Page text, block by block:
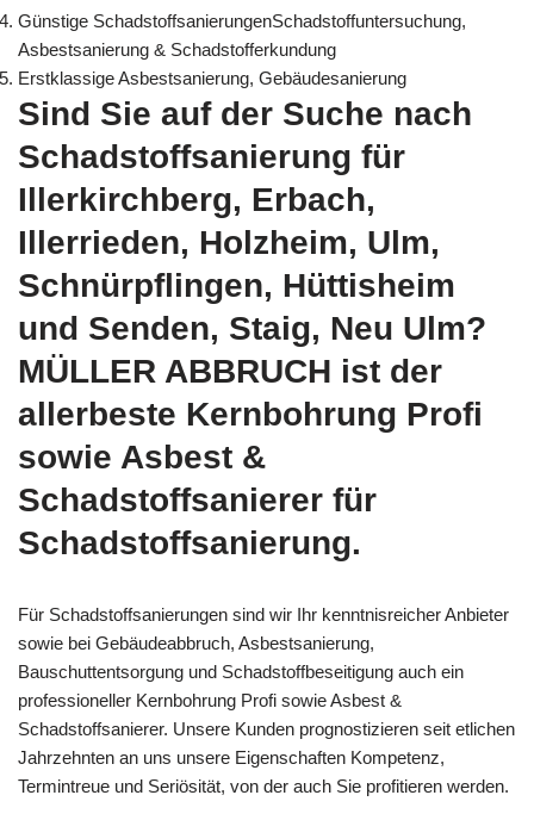
Günstige SchadstoffsanierungenSchadstoffuntersuchung,
Asbestsanierung & Schadstofferkundung
Erstklassige Asbestsanierung, Gebäudesanierung
Sind Sie auf der Suche nach
Schadstoffsanierung für
Illerkirchberg, Erbach,
Illerrieden, Holzheim, Ulm,
Schnürpflingen, Hüttisheim
und Senden, Staig, Neu Ulm?
MÜLLER ABBRUCH ist der
allerbeste Kernbohrung Profi
sowie Asbest &
Schadstoffsanierer für
Schadstoffsanierung.
Für Schadstoffsanierungen sind wir Ihr kenntnisreicher Anbieter
sowie bei Gebäudeabbruch, Asbestsanierung,
Bauschuttentsorgung und Schadstoffbeseitigung auch ein
professioneller Kernbohrung Profi sowie Asbest &
Schadstoffsanierer. Unsere Kunden prognostizieren seit etlichen
Jahrzehnten an uns unsere Eigenschaften Kompetenz,
Termintreue und Seriösität, von der auch Sie profitieren werden.